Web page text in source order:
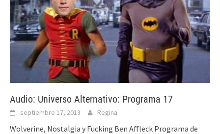
Audio: Universo Alternativo: Programa 17
septiembre 17, 2013 Regina
Wolverine, Nostalgia y Fucking Ben Affleck Programa de